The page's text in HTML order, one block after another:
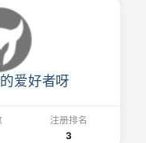
爱好者呀
注册排名
3